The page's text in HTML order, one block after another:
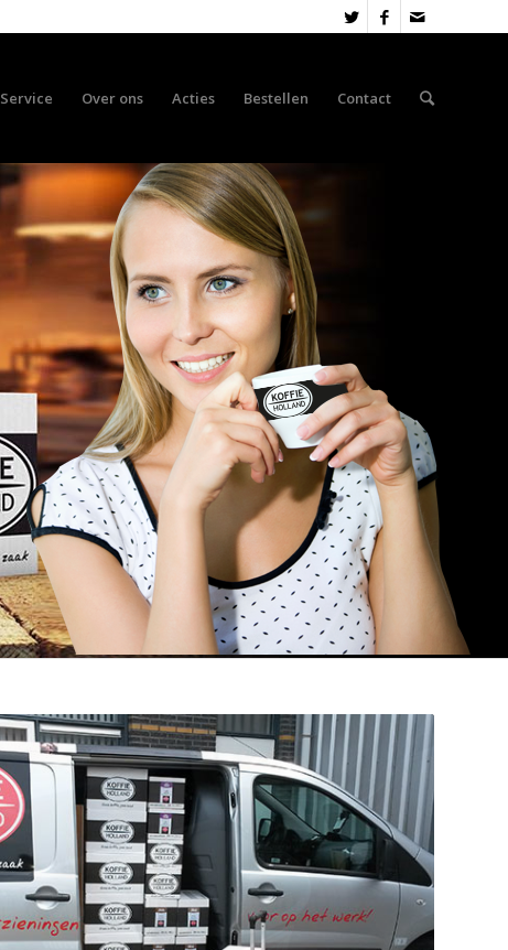
Service Over ons Acties Bestellen Contact